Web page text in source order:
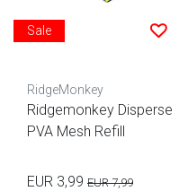
Sale
RidgeMonkey
Ridgemonkey Disperse
PVA Mesh Refill
EUR 3,99 EUR 7,99